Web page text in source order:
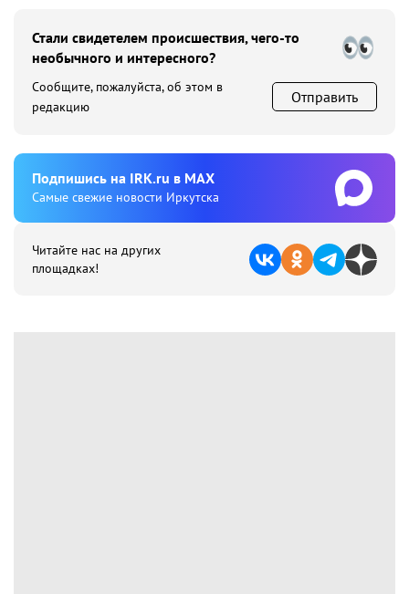
Стали свидетелем происшествия, чего-то
необычного и интересного?
Сообщите, пожалуйста, об этом в
редакцию
Отправить
Подпишиcь на IRK.ru в MAX
Cамые свежие новости Иркутска
Читайте нас на других
площадках!